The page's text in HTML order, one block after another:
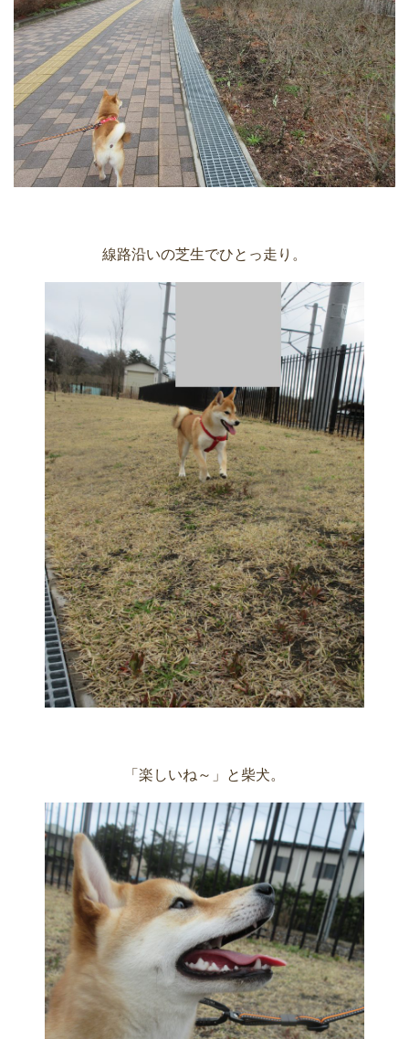
線路沿いの芝生でひとっ走り。
「楽しいね～」と柴犬。